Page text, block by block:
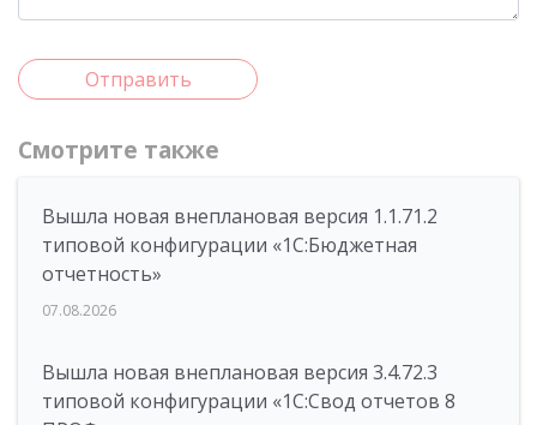
Отправить
Смотрите также
Вышла новая внеплановая версия 1.1.71.2
типовой конфигурации «1C:Бюджетная
отчетность»
07.08.2026
Вышла новая внеплановая версия 3.4.72.3
типовой конфигурации «1C:Свод отчетов 8